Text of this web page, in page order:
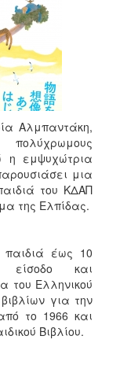
Αλμπαντάκη,
η εμψυχώτρια
μια
του ΚΔΑΠ
της Ελπίδας.
έως 10
και
του Ελληνικού
για την
το 1966 και
Βιβλίου.